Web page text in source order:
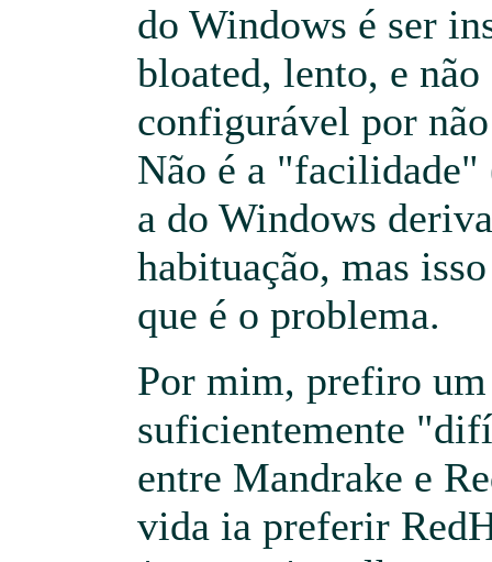
do Windows é ser
bloated, lento, e
configurável por
Não é a "facilidade"
a do Windows
habituação, mas
que é o problema.
Por mim, prefiro
suficientemente
entre Mandrake e
vida ia preferir